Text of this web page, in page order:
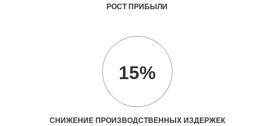
РОСТ ПРИБЫЛИ
15%
СНИЖЕНИЕ ПРОИЗВОДСТВЕННЫХ ИЗДЕРЖЕК